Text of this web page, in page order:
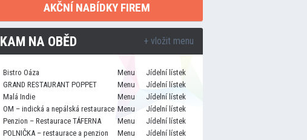
AKČNÍ NABÍDKY FIREM
KAM NA OBĚD + vložit menu
Bistro Oáza Menu
Jídelní lístek
GRAND RESTAURANT POPPET
Menu
Jídelní lístek
Malá Indie
Menu
Jídelní lístek
OM – indická a nepálská restaurace Menu
Jídelní lístek
Penzion – Restaurace TÁFERNA
Menu
Jídelní lístek
POLNIČKA – restaurace a penzion
Menu
Jídelní lístek